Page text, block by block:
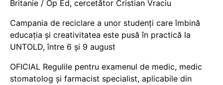
Britanie / Op Ed, cercetător Cristian Vraciu
Campania de reciclare a unor studenți care îmbină
educația și creativitatea este pusă în practică la
UNTOLD, între 6 și 9 august
OFICIAL Regulile pentru examenul de medic, medic
stomatolog și farmacist specialist, aplicabile din